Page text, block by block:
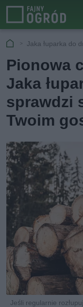
Jaka łuparka do
Pionowa
Jaka
sprawdzi
Twoim
Jeśli regularnie